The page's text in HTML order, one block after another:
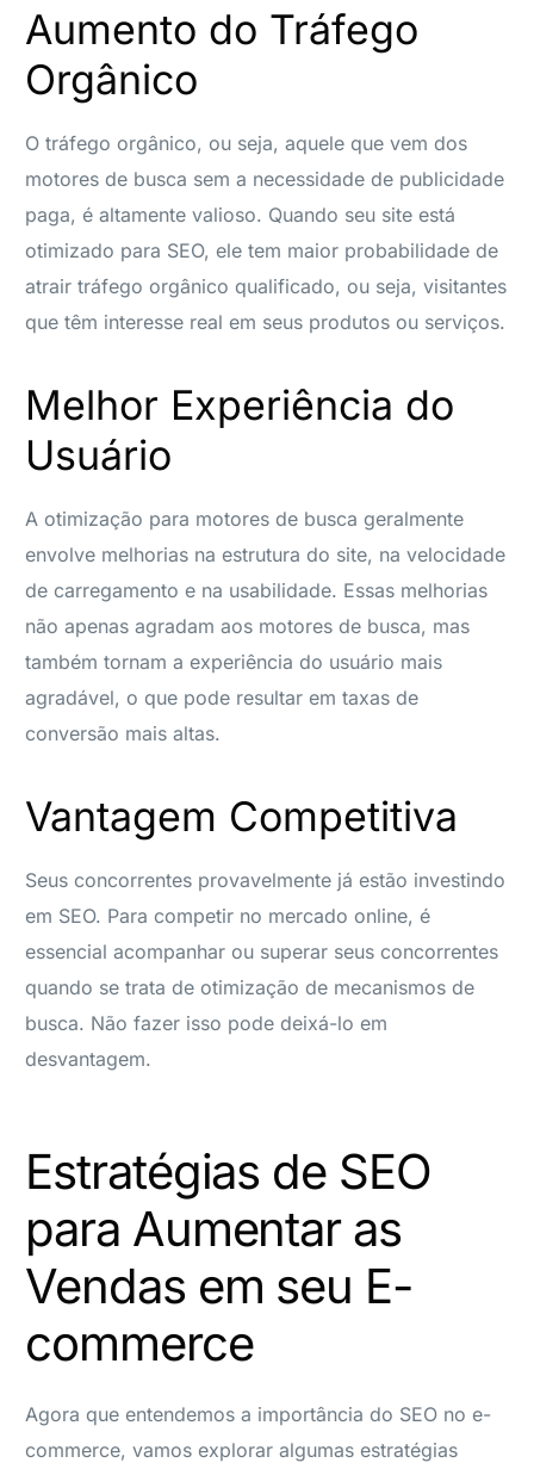
Aumento do Tráfego
Orgânico
O tráfego orgânico, ou seja, aquele que vem dos
motores de busca sem a necessidade de publicidade
paga, é altamente valioso. Quando seu site está
otimizado para SEO, ele tem maior probabilidade de
atrair tráfego orgânico qualificado, ou seja, visitantes
que têm interesse real em seus produtos ou serviços.
Melhor Experiência do
Usuário
A otimização para motores de busca geralmente
envolve melhorias na estrutura do site, na velocidade
de carregamento e na usabilidade. Essas melhorias
não apenas agradam aos motores de busca, mas
também tornam a experiência do usuário mais
agradável, o que pode resultar em taxas de
conversão mais altas.
Vantagem Competitiva
Seus concorrentes provavelmente já estão investindo
em SEO. Para competir no mercado online, é
essencial acompanhar ou superar seus concorrentes
quando se trata de otimização de mecanismos de
busca. Não fazer isso pode deixá-lo em
desvantagem.
Estratégias de SEO
para Aumentar as
Vendas em seu E-
commerce
Agora que entendemos a importância do SEO no e-
commerce, vamos explorar algumas estratégias